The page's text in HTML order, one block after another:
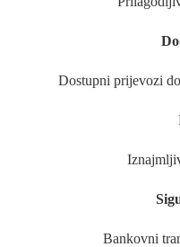
Dostupni prijevozi
Bankovni